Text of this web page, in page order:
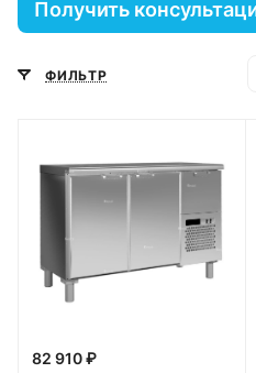
Получить
ФИЛЬТР
82 910 ₽